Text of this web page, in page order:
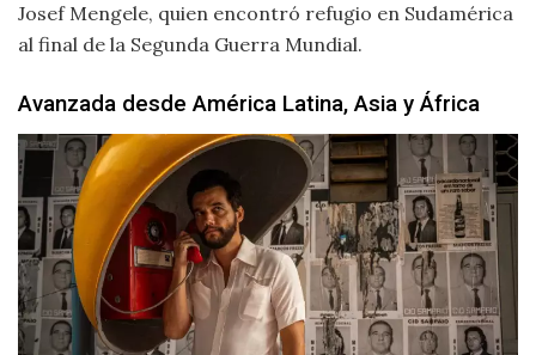
Josef Mengele, quien encontró refugio en Sudamérica
al final de la Segunda Guerra Mundial.
Avanzada desde América Latina, Asia y África